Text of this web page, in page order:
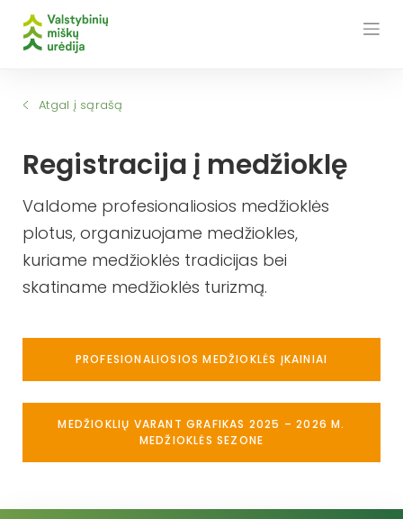
Atgal į sąrašą
Registracija į medžioklę
Valdome profesionaliosios medžioklės
plotus, organizuojame medžiokles,
kuriame medžioklės tradicijas bei
skatiname medžioklės turizmą.
PROFESIONALIOSIOS MEDŽIOKLĖS ĮKAINIAI
MEDŽIOKLIŲ VARANT GRAFIKAS 2025 – 2026 M.
MEDŽIOKLĖS SEZONE